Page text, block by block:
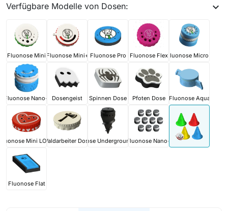
Verfügbare Modelle von Dosen: expand_more
Fluonose Mini Fluonose Mini+ Fluonose Pro Fluonose FlexFluonose Micro+
Fluonose Nano+ Dosengeist Spinnen Dose Pfoten Dose Fluonose Aqua
Mini LOVEWaldarbeiter DoseFluonose Underground PROFluonose Nano+
Fluonose Flat